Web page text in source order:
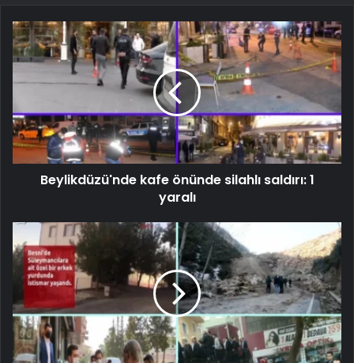
Beylikdüzü'nde kafe önünde silahlı saldırı: 1
yaralı